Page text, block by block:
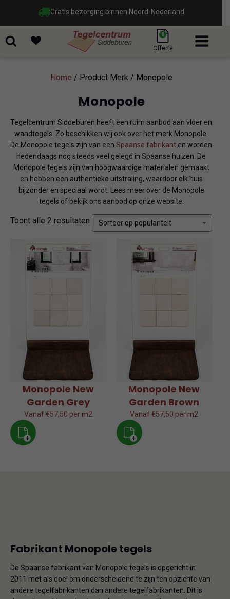
Gratis bezorging binnen Noord-Nederland
0
Offerte
Home / Product Merk / Monopole
Monopole
Tegelcentrum Siddeburen heeft een ruim aanbod aan vloer en
wandtegels. Zo beschikken wij ook over het merk Monopole.
De Monopole tegels zijn van een Spaanse fabrikant en worden
hedendaags nog steeds veel gelegd in Spaanse huizen. De
Monopole tegels zijn van hoogwaardige materialen gemaakt
en hebben een authentieke uitstraling, waardoor elk huis
bijzonder en speciaal wordt. Lees meer over de Monopole
tegels of bekijk ons aanbod op onze website.
Toont alle 2 resultaten Gesorteerd
op
populariteit
Monopole New
Garden Grey
Vanaf €57,50 per m2
+
Monopole New
Garden Brown
Vanaf €57,50 per m2
+
Fabrikant Monopole tegels
De Spaanse fabrikant van Monopole tegels is opgericht in
2011 met als doel om onderscheidend te zijn ten opzichte van
andere tegelfabrikanten dan andere tegelfabrikanten. Dit is